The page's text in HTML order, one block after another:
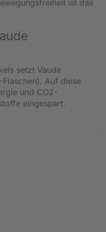
ist das
setzt Vaude
Auf diese
und CO2-
eingespart.